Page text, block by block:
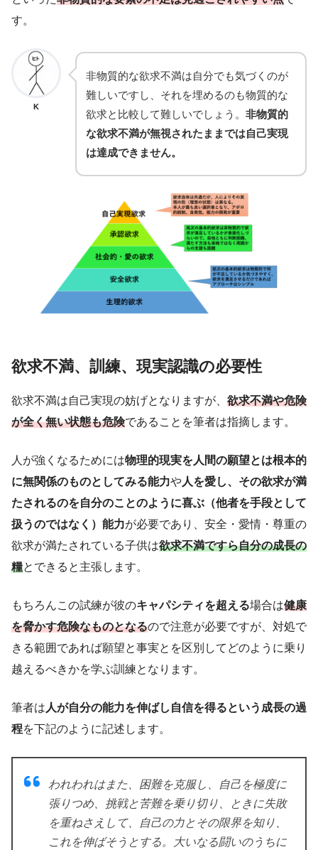
す。
K
非物質的な欲求不満は自分でも気づくのが
難しいですし、それを埋めるのも物質的な
欲求と比較して難しいでしょう。 非物質的
な欲求不満が無視されたままでは自己実現
は達成できません。
欲求不満、訓練、現実認識の必要性
欲求不満は自己実現の妨げとなりますが、 欲求不満や危険
が全く無い状態も危険であることを筆者は指摘します。
人が強くなるためには物理的現実を人間の願望とは根本的
に無関係のものとしてみる能力や人を愛し、その欲求が満
たされるのを自分のことのように喜ぶ（他者を手段として
扱うのではなく）能力が必要であり、安全・愛情・尊重の
欲求が満たされている子供は欲求不満ですら自分の成長の
糧とできると主張します。
もちろんこの試練が彼のキャパシティを超える場合は健康
を脅かす危険なものとなるので注意が必要ですが、対処で
きる範囲であれば願望と事実とを区別してどのように乗り
越えるべきかを学ぶ訓練となります。
筆者は 人が自分の能力を伸ばし自信を得るという成長の過
程を下記のように記述します。
われわれはまた、困難を克服し、自己を極度に
張りつめ、挑戦と苦難を乗り切り、ときに失敗
を重ねさえして、自己の力とその限界を知り、
これを伸ばそうとする。大いなる闘いのうちに